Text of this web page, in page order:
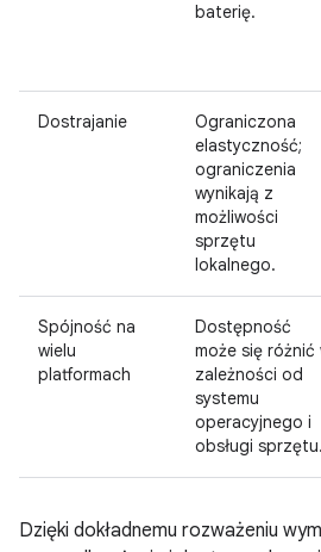
baterię.
Dostrajanie
Ograniczona
elastyczność;
ograniczenia
wynikają z
możliwości
sprzętu
lokalnego.
Spójność na
wielu
platformach
Dostępność
może się różnić
zależności od
systemu
operacyjnego i
obsługi sprzętu.
Dzięki dokładnemu rozważeniu